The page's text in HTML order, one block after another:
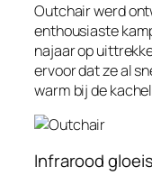
Outchair werd
enthousiaste
najaar op
ervoor dat ze al
warm bij de
Infrarood